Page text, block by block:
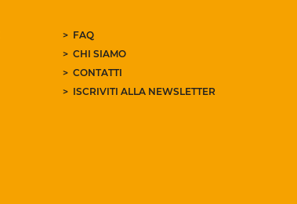
FAQ
CHI SIAMO
CONTATTI
ISCRIVITI ALLA NEWSLETTER